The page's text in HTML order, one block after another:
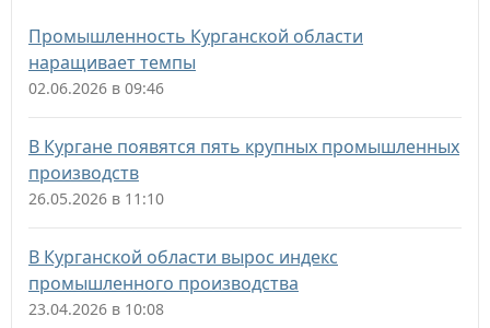
Промышленность Курганской области
наращивает темпы
02.06.2026 в 09:46
В Кургане появятся пять крупных промышленных
производств
26.05.2026 в 11:10
В Курганской области вырос индекс
промышленного производства
23.04.2026 в 10:08